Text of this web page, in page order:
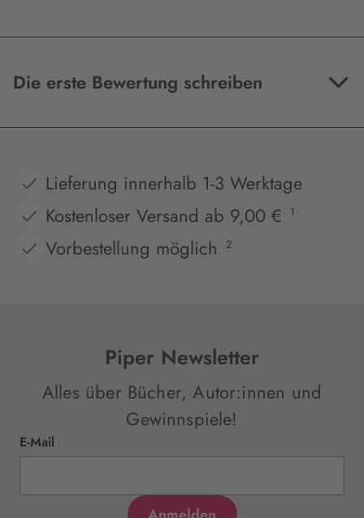
Die erste Bewertung schreiben
Lieferung innerhalb 1-3 Werktage
Kostenloser Versand ab 9,00 €
1
Vorbestellung möglich 2
Piper Newsletter
Alles über Bücher, Autor:innen und
Gewinnspiele!
E-Mail